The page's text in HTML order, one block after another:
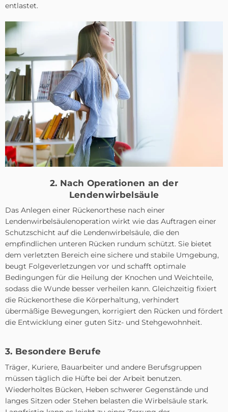
entlastet.
2. Nach Operationen an der
Lendenwirbelsäule
Das Anlegen einer Rückenorthese nach einer
Lendenwirbelsäulenoperation wirkt wie das Auftragen einer
Schutzschicht auf die Lendenwirbelsäule, die den
empfindlichen unteren Rücken rundum schützt. Sie bietet
dem verletzten Bereich eine sichere und stabile Umgebung,
beugt Folgeverletzungen vor und schafft optimale
Bedingungen für die Heilung der Knochen und Weichteile,
sodass die Wunde besser verheilen kann. Gleichzeitig fixiert
die Rückenorthese die Körperhaltung, verhindert
übermäßige Bewegungen, korrigiert den Rücken und fördert
die Entwicklung einer guten Sitz- und Stehgewohnheit.
3. Besondere Berufe
Träger, Kuriere, Bauarbeiter und andere Berufsgruppen
müssen täglich die Hüfte bei der Arbeit benutzen.
Wiederholtes Bücken, Heben schwerer Gegenstände und
langes Sitzen oder Stehen belasten die Wirbelsäule stark.